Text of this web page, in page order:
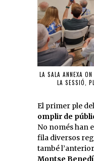
LA SALA ANNEXA
LA SESSIÓ,
El primer ple
omplir de
No només han
fila diversos
també
Montse Benedí